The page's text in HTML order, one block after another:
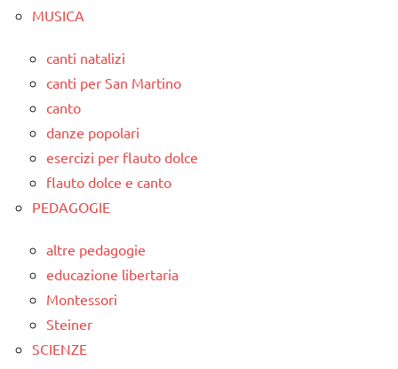
MUSICA
canti natalizi
canti per San Martino
canto
danze popolari
esercizi per flauto dolce
flauto dolce e canto
PEDAGOGIE
altre pedagogie
educazione libertaria
Montessori
Steiner
SCIENZE